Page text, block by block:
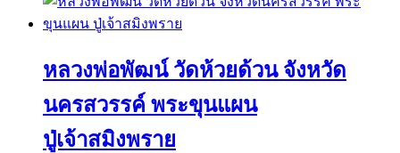
หลวงพ่อพัฒน์ วัดห้วยด้วน จังหวัด
นครสวรรค์ พระขุนแผน
ปู่เจ้าสมิงพราย